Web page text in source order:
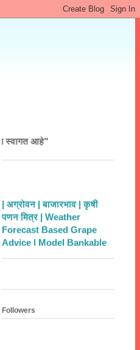
आहे"
| अग्रोवन |
कृषी
पणन मित्र | Weather
Forecast Based Grape
Advice | Model Bankable
Projects |ACABC
Followers